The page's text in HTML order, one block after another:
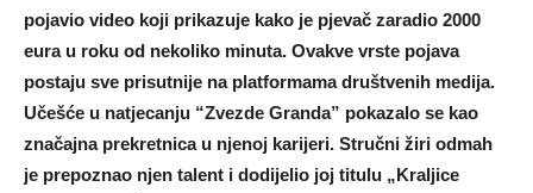
pojavio video koji prikazuje kako je pjevač zaradio 2000
eura u roku od nekoliko minuta. Ovakve vrste pojava
postaju sve prisutnije na platformama društvenih medija.
Učešće u natjecanju “Zvezde Granda” pokazalo se kao
značajna prekretnica u njenoj karijeri. Stručni žiri odmah
je prepoznao njen talent i dodijelio joj titulu „Kraljice